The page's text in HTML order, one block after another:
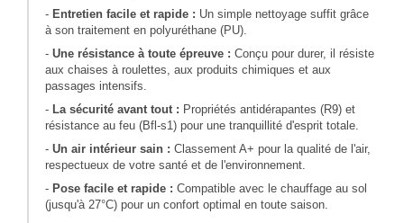
- Entretien facile et rapide : Un simple nettoyage suffit grâce
à son traitement en polyuréthane (PU).
- Une résistance à toute épreuve : Conçu pour durer, il résiste
aux chaises à roulettes, aux produits chimiques et aux
passages intensifs.
- La sécurité avant tout : Propriétés antidérapantes (R9) et
résistance au feu (Bfl-s1) pour une tranquillité d'esprit totale.
- Un air intérieur sain : Classement A+ pour la qualité de l'air,
respectueux de votre santé et de l'environnement.
- Pose facile et rapide : Compatible avec le chauffage au sol
(jusqu'à 27°C) pour un confort optimal en toute saison.